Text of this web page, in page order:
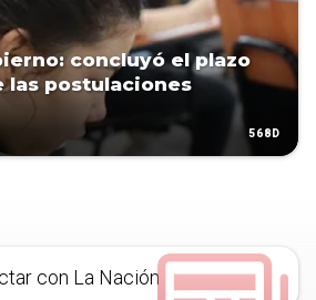
concluyó el plazo
las postulaciones
568D
con La Nación